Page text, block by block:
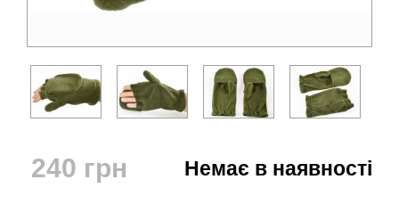
240 грн Немає в наявності